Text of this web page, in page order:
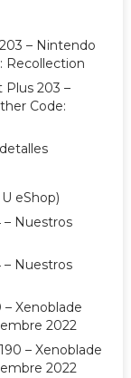
– Nintendo
Recollection
203 –
Code:
eShop)
– Nuestros
– Nuestros
Xenoblade
2022
– Xenoblade
2022